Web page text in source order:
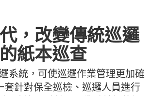
，改變傳統巡邏
的紙本巡查
系統，可使巡邏作業管理更加確
套針對保全巡檢、巡邏人員進行